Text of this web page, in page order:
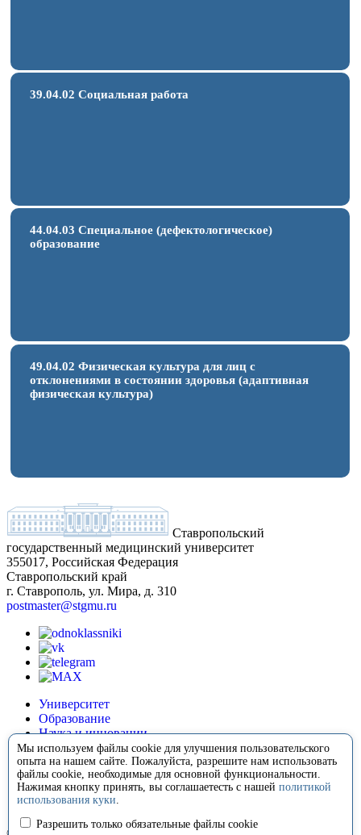
Мы используем файлы cookie для улучшения пользовательского
опыта на нашем сайте. Пожалуйста, разрешите нам использовать
файлы cookie, необходимые для основной функциональности.
Нажимая кнопку принять, вы соглашаетесть с нашей политикой
использования куки.
Разрешить только обязательные файлы cookie
39.04.02 Социальная работа
44.04.03 Специальное (дефектологическое)
образование
49.04.02 Физическая культура для лиц с
отклонениями в состоянии здоровья (адаптивная
физическая культура)
Ставропольский
государственный медицинский университет
355017, Российская Федерация
Ставропольский край
г. Ставрополь, ул. Мира, д. 310
postmaster@stgmu.ru
Университет
Образование
Наука и инновации
Медицина
Международная деятельность
Внеучебная деятельность
Сотрудничество
Контакты